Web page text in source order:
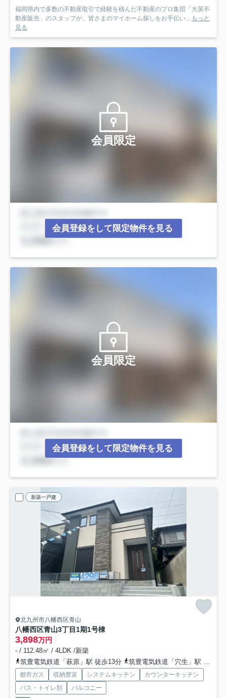
福岡県内で多数の不動産取引で経験を積んだ不動産のプロ集団「大英不
動産販売」のスタッフが、皆さまのマイホーム探しをお手伝い... もっと
見る
会員限定
会員登録をして限定物件を見る
会員限定
会員登録をして限定物件を見る
新築一戸建
北九州市八幡西区青山
八幡西区青山3丁目1期1号棟
3,898万円
- / 112.48㎡ / 4LDK /新築
筑豊電気鉄道「萩原」駅 徒歩13分
筑豊電気鉄道「穴生」駅 徒歩17分
都市ガス 収納豊富 システムキッチン
カウンターキッチン
バス・トイレ別
バルコニー